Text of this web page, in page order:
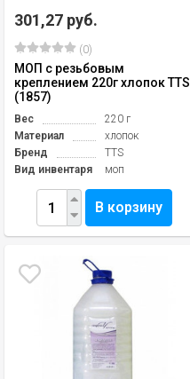
301,27 руб.
(0)
МОП с резьбовым
креплением 220г хлопок TTS
(1857)
Вес
220 г
Материал
хлопок
Бренд
TTS
Вид инвентаря
моп
В корзину